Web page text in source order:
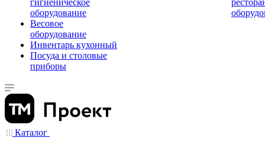
гигиеническое
оборудование
Весовое
оборудование
Инвентарь кухонный
Посуда и столовые
приборы
Каталог